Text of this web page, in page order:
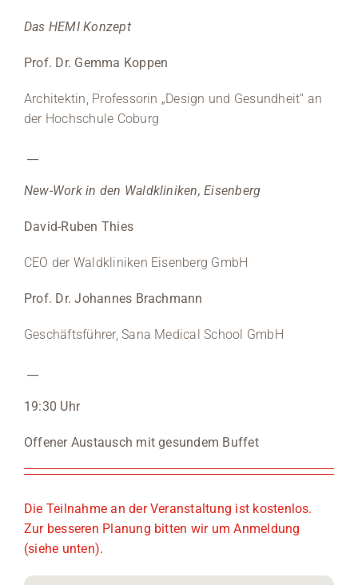
Das HEMI Konzept
Prof. Dr. Gemma Koppen
Architektin, Professorin „Design und Gesundheit“ an
der Hochschule Coburg
New-Work in den Waldkliniken, Eisenberg
David-Ruben Thies
CEO der Waldkliniken Eisenberg GmbH
Prof. Dr. Johannes Brachmann
Geschäftsführer, Sana Medical School GmbH
19:30 Uhr
Offener Austausch mit gesundem Buffet
Die Teilnahme an der Veranstaltung ist kostenlos.
Zur besseren Planung bitten wir um Anmeldung
(siehe unten).